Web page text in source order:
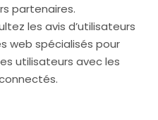
partenaires.
les avis d’utilisateurs
web spécialisés pour
utilisateurs avec les